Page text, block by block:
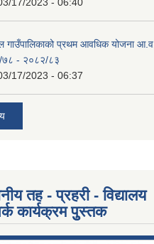
गाउँपालिकाको प्रथम आवधिक योजना आ.व.
७८ - २०८२/८३
17/2023 - 06:37
तह - प्रहरी - विद्यालय
कार्यक्रम पुुस्तक